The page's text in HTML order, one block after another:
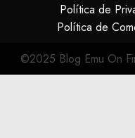
Política de
Política de
©2025 Blog Emu On